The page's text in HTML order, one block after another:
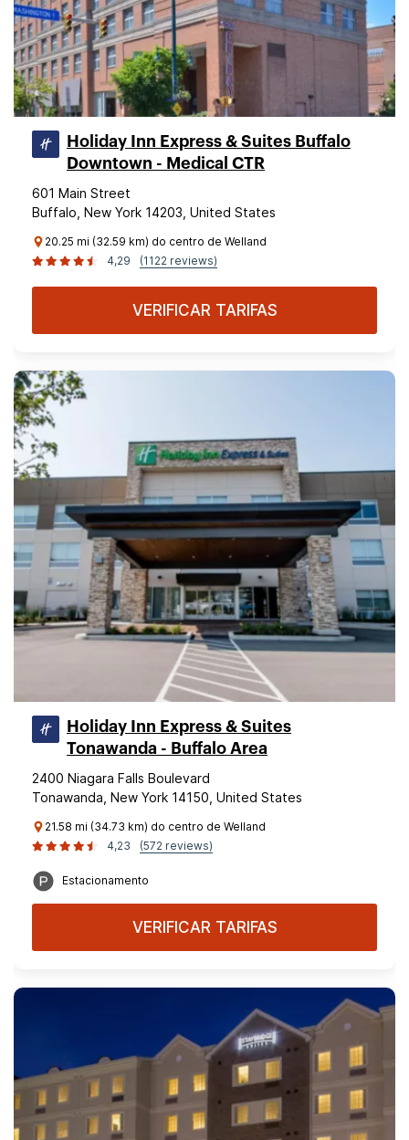
Holiday Inn Express & Suites Buffalo
Downtown - Medical CTR
601 Main Street
Buffalo, New York 14203, United States
20.25 mi (32.59 km) do centro de Welland
4,29
(1122 reviews)
VERIFICAR TARIFAS
Holiday Inn Express & Suites
Tonawanda - Buffalo Area
2400 Niagara Falls Boulevard
Tonawanda, New York 14150, United States
21.58 mi (34.73 km) do centro de Welland
4,23
(572 reviews)
Estacionamento
VERIFICAR TARIFAS